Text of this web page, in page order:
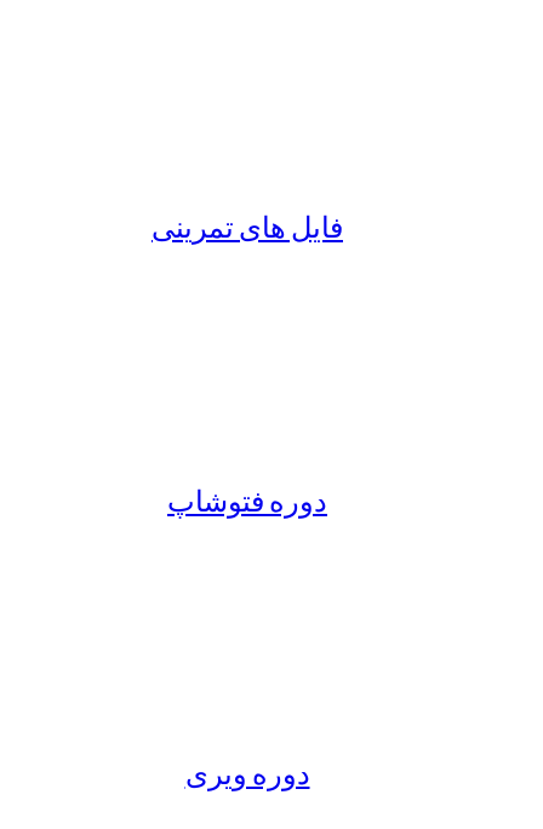
فایل های تمرینی
دوره فتوشاپ
دوره ویری